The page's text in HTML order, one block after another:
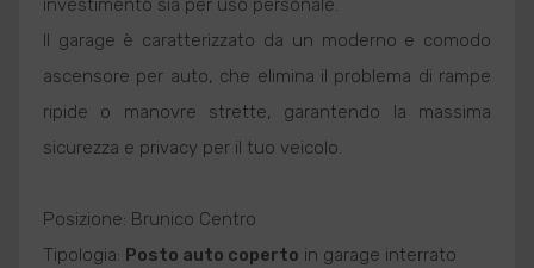
investimento sia per uso personale.
Il garage è caratterizzato da un moderno e comodo
ascensore per auto, che elimina il problema di rampe
ripide o manovre strette, garantendo la massima
sicurezza e privacy per il tuo veicolo.
Posizione: Brunico Centro
Tipologia: Posto auto coperto in garage interrato